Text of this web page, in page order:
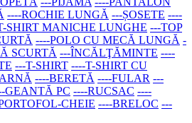
----ROCHIE LUNGĂ ---ȘOSETE ----
SHIRT MANICHE LUNGHE ---TOP
----POLO CU MECĂ LUNGĂ -
SCURTĂ ---ÎNCĂLŢĂMINTE ----
---T-SHIRT ----T-SHIRT CU
----BERETĂ ----FULAR ---
GEANTĂ PC ----RUCSAC ----
CHEIE ----BRELOC ---